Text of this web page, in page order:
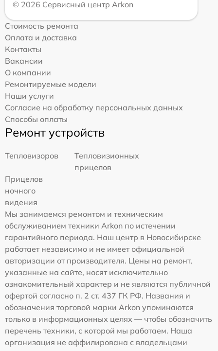
© 2026 Сервисный центр Arkon
Стоимость ремонта
Оплата и доставка
Контакты
Вакансии
О компании
Ремонтируемые модели
Наши услуги
Согласие на обработку персональных данных
Способы оплаты
Ремонт устройств
Тепловизоров
Тепловизионных
прицелов
Прицелов
ночного
видения
Мы занимаемся ремонтом и техническим
обслуживанием техники Arkon по истечении
гарантийного периода. Наш центр в Новосибирске
работает независимо и не имеет официальной
авторизации от производителя. Цены на ремонт,
указанные на сайте, носят исключительно
ознакомительный характер и не являются публичной
офертой согласно п. 2 ст. 437 ГК РФ. Названия и
обозначения торговой марки Arkon упоминаются
только в информационных целях — чтобы обозначить
перечень техники, с которой мы работаем. Наша
организация не аффилирована с владельцами